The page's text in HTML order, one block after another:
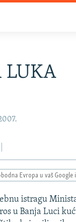
LUKA
Evropa u vaš Google
istragu
u Banja Luci